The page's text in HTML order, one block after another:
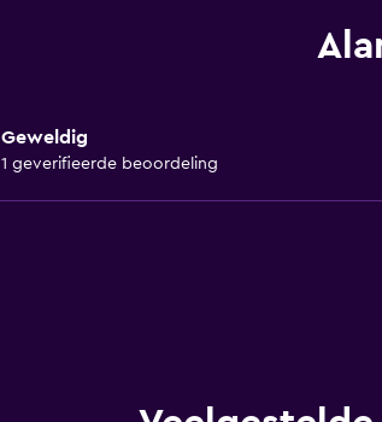
Geweldig
1 geverifieerde beoordeling